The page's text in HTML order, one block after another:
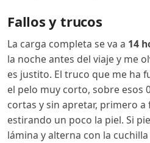
Fallos y trucos
La carga completa se va a 14
la noche antes del viaje y me
es justito. El truco que me ha
el pelo muy corto, sobre esos
cortas y sin apretar, primero
estirando un poco la piel. Si
lámina y alterna con la